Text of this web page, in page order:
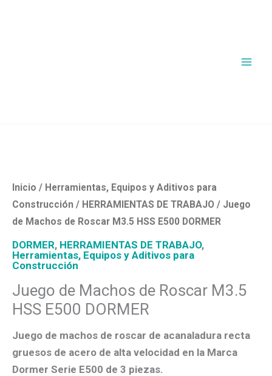
Inicio / Herramientas, Equipos y Aditivos para
Construcción / HERRAMIENTAS DE TRABAJO / Juego
de Machos de Roscar M3.5 HSS E500 DORMER
DORMER, HERRAMIENTAS DE TRABAJO,
Herramientas, Equipos y Aditivos para
Construcción
Juego de Machos de Roscar M3.5
HSS E500 DORMER
Juego de machos de roscar de acanaladura recta
gruesos de acero de alta velocidad en la Marca
Dormer Serie E500 de 3 piezas.